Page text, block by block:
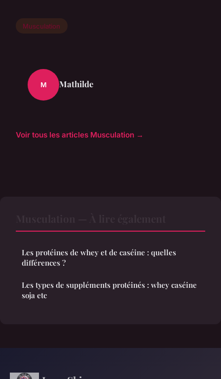
Musculation
M Mathilde
Voir tous les articles Musculation →
Les protéines de whey et de caséine : quelles
différences ?
Les types de suppléments protéinés : whey caséine
soja etc